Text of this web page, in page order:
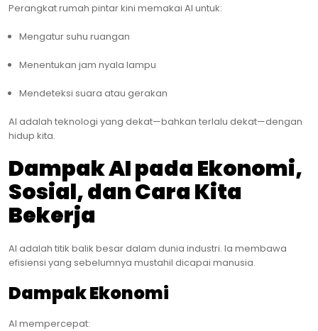
Perangkat rumah pintar kini memakai AI untuk:
Mengatur suhu ruangan
Menentukan jam nyala lampu
Mendeteksi suara atau gerakan
AI adalah teknologi yang dekat—bahkan terlalu dekat—dengan
hidup kita.
Dampak AI pada Ekonomi,
Sosial, dan Cara Kita
Bekerja
AI adalah titik balik besar dalam dunia industri. Ia membawa
efisiensi yang sebelumnya mustahil dicapai manusia.
Dampak Ekonomi
AI mempercepat: